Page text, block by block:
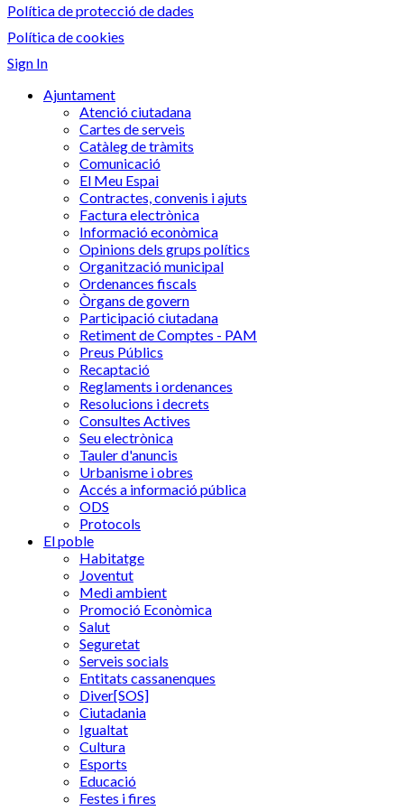
Política de protecció de dades
Política de cookies
Sign In
Ajuntament
Atenció ciutadana
Cartes de serveis
Catàleg de tràmits
Comunicació
El Meu Espai
Contractes, convenis i ajuts
Factura electrònica
Informació econòmica
Opinions dels grups polítics
Organització municipal
Ordenances fiscals
Òrgans de govern
Participació ciutadana
Retiment de Comptes - PAM
Preus Públics
Recaptació
Reglaments i ordenances
Resolucions i decrets
Consultes Actives
Seu electrònica
Tauler d'anuncis
Urbanisme i obres
Accés a informació pública
ODS
Protocols
El poble
Habitatge
Joventut
Medi ambient
Promoció Econòmica
Salut
Seguretat
Serveis socials
Entitats cassanenques
Diver[SOS]
Ciutadania
Igualtat
Cultura
Esports
Educació
Festes i fires